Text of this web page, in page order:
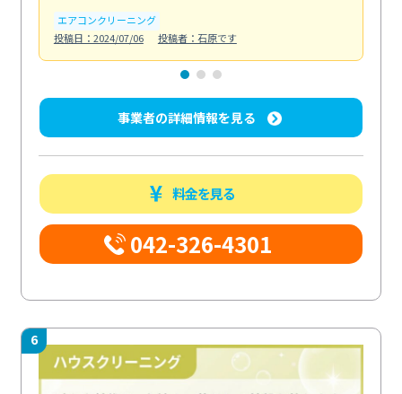
エアコンクリーニング
投稿日：2024/07/06
投稿者：石原です
事業者の詳細情報を見る
料金を見る
042-326-4301
6